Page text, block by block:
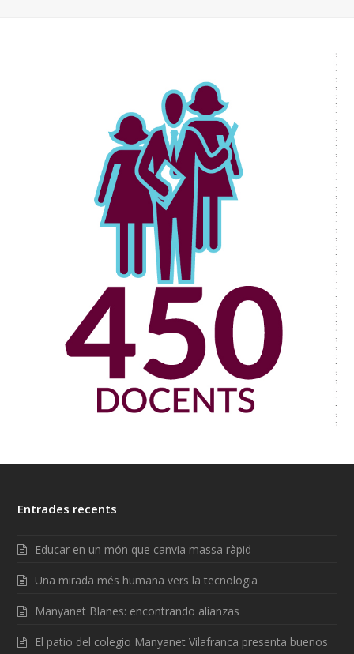
Entrades recents
Educar en un món que canvia massa ràpid
Una mirada més humana vers la tecnologia
Manyanet Blanes: encontrando alianzas
El patio del colegio Manyanet Vilafranca presenta buenos